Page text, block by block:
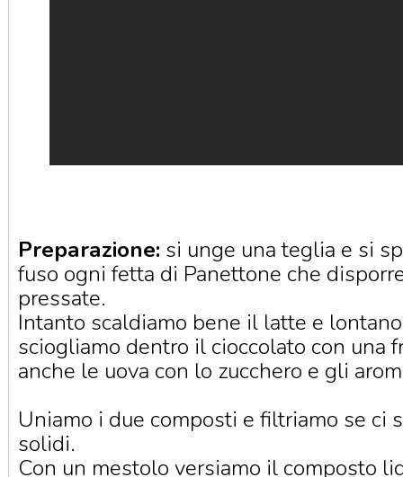
Preparazione: si unge una teglia e si
fuso ogni fetta di Panettone che
pressate.
Intanto scaldiamo bene il latte e
sciogliamo dentro il cioccolato con una
anche le uova con lo zucchero e gli
Uniamo i due composti e filtriamo se ci
solidi.
Con un mestolo versiamo il composto